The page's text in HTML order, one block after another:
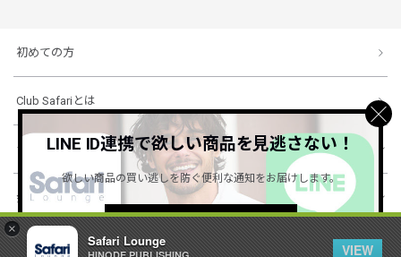
×
Safari Lounge
VIEW
初めての方
Club Safariとは
ショッピングガイド
会社概要・規約
LINE ID連携で欲しい商品を見逃さない！
欲しい商品の買い逃しを防ぐ便利な通知をお届けします。
詳しくはこちら ＞